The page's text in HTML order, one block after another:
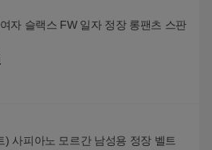
자 슬랙스 FW 일자 정장 롱팬츠 스판
) 사피아노 모르간 남성용 정장 벨트